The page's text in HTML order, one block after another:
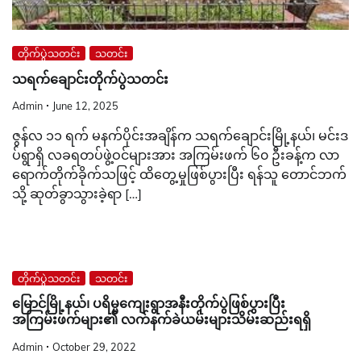
တိုက်ပွဲသတင်း သတင်း
သရက်ချောင်းတိုက်ပွဲသတင်း
Admin June 12, 2025
ဇွန်လ ၁၁ ရက် မနက်ပိုင်းအချိန်က သရက်ချောင်းမြို့နယ်၊ မင်းဒ
ပ်ရွာရှိ လခရတပ်ဖွဲ့ဝင်များအား အကြမ်းဖက် ၆၀ ဦးခန့်က လာ
ရောက်တိုက်ခိုက်သဖြင့် ထိတွေ့မှုဖြစ်ပွားပြီး ရန်သူ တောင်ဘက်
သို့ ဆုတ်ခွာသွားခဲ့ရာ […]
တိုက်ပွဲသတင်း သတင်း
မြောင်မြို့နယ်၊ ပရိမ္မကျေးရွာအနီးတိုက်ပွဲဖြစ်ပွားပြီး
အကြမ်းဖက်များ၏ လက်နက်ခဲယမ်းများသိမ်းဆည်းရရှိ
Admin October 29, 2022